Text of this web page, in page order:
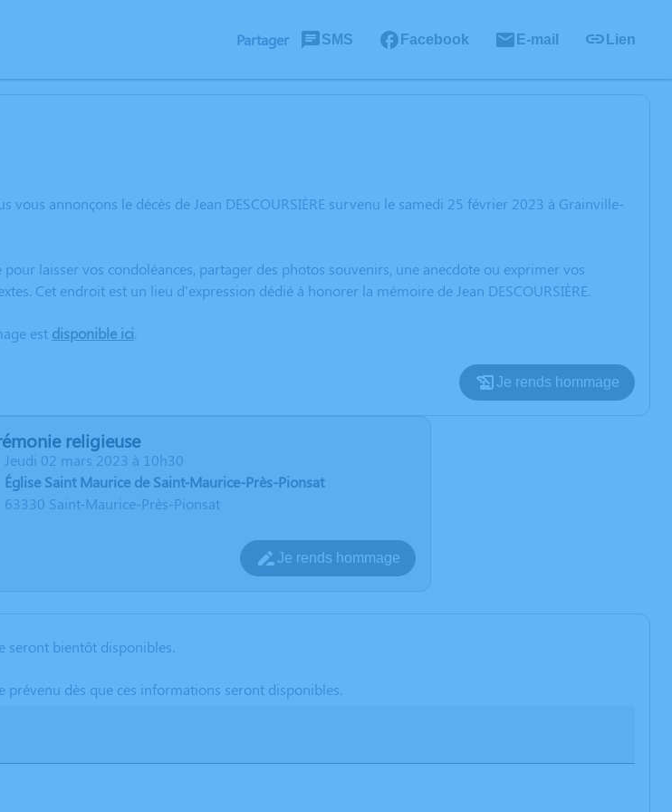
Partager SMS Facebook E-mail Lien
vous annonçons le décès de Jean DESCOURSIÈRE survenu le samedi 25 février 2023 à Grainville-
laisser vos condoléances, partager des photos souvenirs, une anecdote ou exprimer vos
Cet endroit est un lieu d'expression dédié à honorer la mémoire de Jean DESCOURSIÈRE.
est disponible ici.
Je rends hommage
religieuse
jeudi 02 mars 2023 à 10h30
Église Saint Maurice de Saint-Maurice-Près-Pionsat
63330 Saint-Maurice-Près-Pionsat
Je rends hommage
seront bientôt disponibles.
prévenu dès que ces informations seront disponibles.